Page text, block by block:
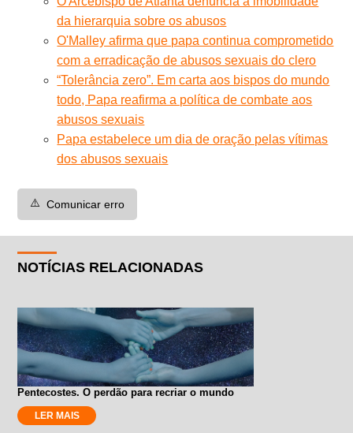
da hierarquia sobre os abusos
O'Malley afirma que papa continua comprometido
com a erradicação de abusos sexuais do clero
“Tolerância zero”. Em carta aos bispos do mundo
todo, Papa reafirma a política de combate aos
abusos sexuais
Papa estabelece um dia de oração pelas vítimas
dos abusos sexuais
⚠️ Comunicar erro
NOTÍCIAS RELACIONADAS
Pentecostes. O perdão para recriar o mundo
LER MAIS